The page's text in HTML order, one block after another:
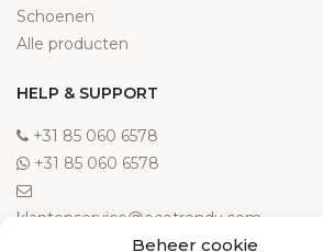
Beheer cookie
Schoenen
Alle producten
HELP & SUPPORT
‎+31 85 060 6578
‎+31 85 060 6578
klantenservice@ecotrendy.com